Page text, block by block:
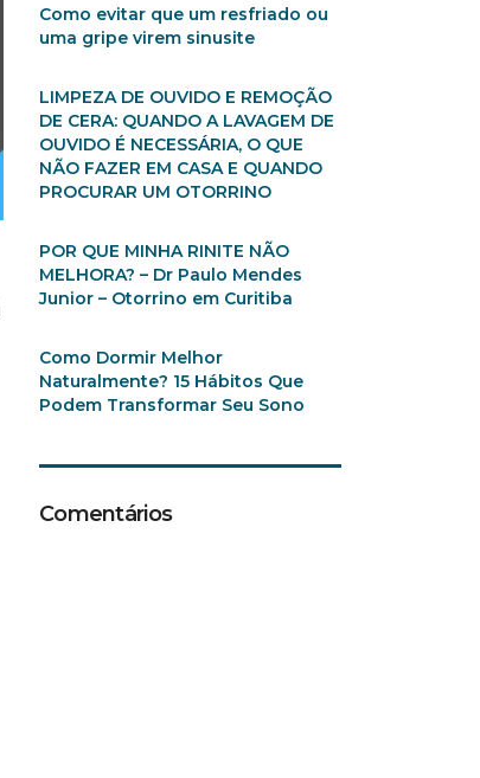
Como evitar que um resfriado ou
uma gripe virem sinusite
LIMPEZA DE OUVIDO E REMOÇÃO
DE CERA: QUANDO A LAVAGEM DE
OUVIDO É NECESSÁRIA, O QUE
NÃO FAZER EM CASA E QUANDO
PROCURAR UM OTORRINO
POR QUE MINHA RINITE NÃO
MELHORA? – Dr Paulo Mendes
Junior – Otorrino em Curitiba
Como Dormir Melhor
Naturalmente? 15 Hábitos Que
Podem Transformar Seu Sono
Comentários